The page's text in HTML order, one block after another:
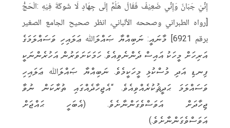
إِنِّيْ جَبَانٌ وَإِنِّي ضَعِيْفٌ فَقَالَ هَلُمَّ إِلَى جِهَادٍ لَا شَوكَةَ فِيْهِ :الْحَجُّ
[رواه الطبراني وصححه الألباني، انظر صحيح الجامع الصغير
برقم 6921] މާނައީ: ނަބިއްޔާ ޞައްލަﷲ ޢަލައިހި ވަސައްލަމަގެ
އަރިހަށް މީހަކު އައިސް ދެންނެވިއެވެ. ހަމަކަށަވަރުން އަހުރެންނަކީ
ފިނޑި އަދި މުސްކުޅި މީހަކީމެވެ. ނަބިއްޔާ ޞައްލަﷲ ޢަލައިހި
ވަސައްލަމަ ޙަދީޘުކުރެއްވިއެވެ. “އެޖިހާދެއްގައި ތުރާކަން ނުވާ
ޖިހާދަށް އަވަސްވެގަންނާށެވެ. (އެބަހީ ޙައްޖަށް
އަވަސްވެގަންނާށެވެ.)